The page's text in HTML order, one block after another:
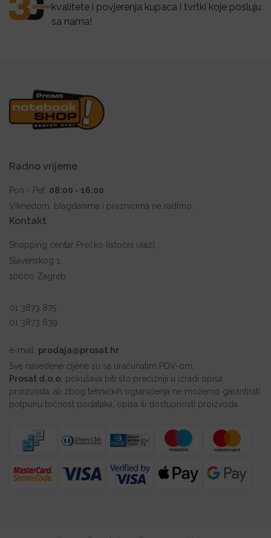
kvalitete i povjerenja kupaca i tvrtki koje posluju
sa nama!
Radno vrijeme
Pon - Pet: 08:00 - 16:00
Viknedom, blagdanima i praznicima ne radimo.
Kontakt
Shopping centar Prečko (istočni ulaz),
Slavenskog 1,
10000 Zagreb
01 3873 875
01 3873 639
e-mail: prodaja@prosat.hr
Sve navedene cijene su sa uračunatim PDV-om.
Prosat d.o.o. pokušava biti što precizniji u izradi opisa
proizvoda, ali zbog tehničkih ograničenja ne možemo garantirati
potpunu točnost podataka, opisa ili dostupnosti proizvoda.